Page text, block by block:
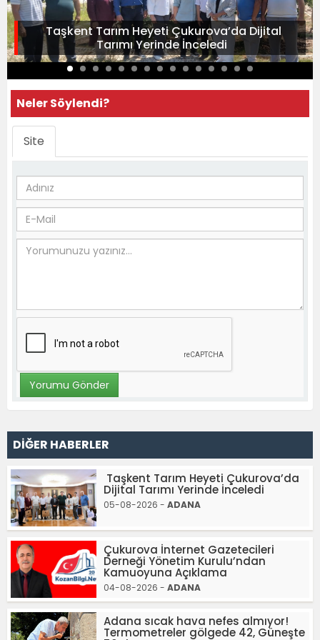
Taşkent Tarım Heyeti Çukurova’da Dijital
Tarımı Yerinde İnceledi
Neler Söylendi?
Site
DİĞER HABERLER
Taşkent Tarım Heyeti Çukurova’da
Dijital Tarımı Yerinde İnceledi
05-08-2026 - ADANA
Çukurova İnternet Gazetecileri
Derneği Yönetim Kurulu’ndan
Kamuoyuna Açıklama
04-08-2026 - ADANA
Adana sıcak hava nefes almıyor!
Termometreler gölgede 42, Güneşte